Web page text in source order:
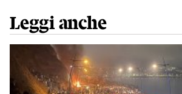
Leggi anche